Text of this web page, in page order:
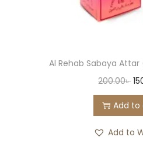
Al Rehab Sabaya Attar
200.00৳
Add to
Add to